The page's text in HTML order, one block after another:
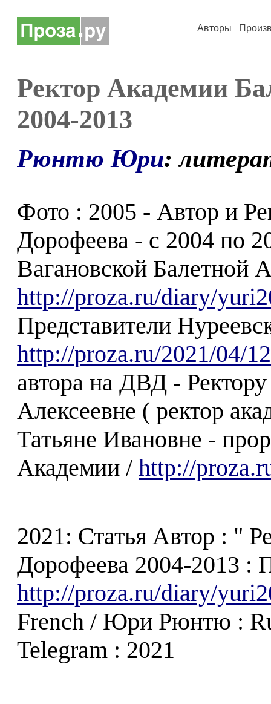
Авторы
Ректор Академии
2004-2013
Рюнтю Юри:
Фото : 2005 - Автор и
Дорофеева - с 2004 по
Вагановской Балетной
http://proza.ru/diary/
Представители
http://proza.ru/2021/04/
автора на ДВД -
Алексеевне ( ректор
Татьяне Ивановне -
Академии / http://
2021: Статья Автор : "
Дорофеева 2004-2013 :
http://proza.ru/diary/
French / Юри Рюнтю :
Telegram : 2021